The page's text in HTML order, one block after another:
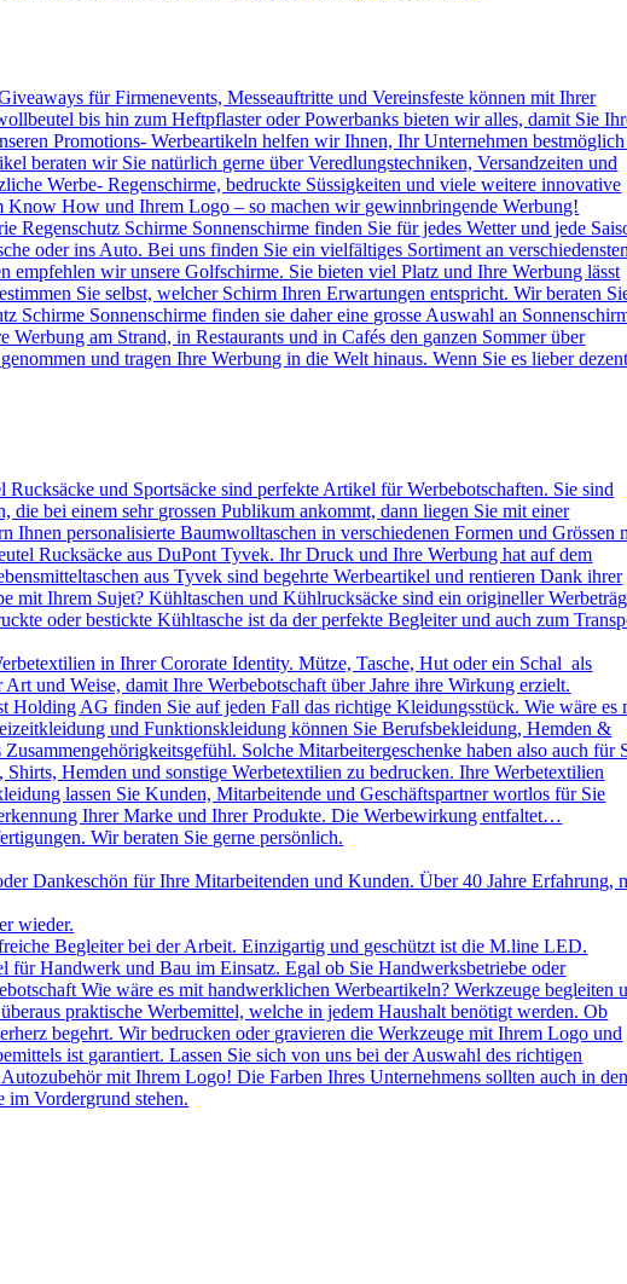
für Firmenevents, Messeauftritte und Vereinsfeste können mit Ihrer
bis hin zum Heftpflaster oder Powerbanks bieten wir alles, damit Sie
Promotions- Werbeartikeln helfen wir Ihnen, Ihr Unternehmen
beraten wir Sie natürlich gerne über Veredlungstechniken, Versandzeiten und
Werbe- Regenschirme, bedruckte Süssigkeiten und viele weitere innovative
Know How und Ihrem Logo – so machen wir gewinnbringende Werbung!
Schirme Sonnenschirme finden Sie für jedes Wetter und jede
oder ins Auto. Bei uns finden Sie ein vielfältiges Sortiment an
wir unsere Golfschirme. Sie bieten viel Platz und Ihre Werbung lässt
Sie selbst, welcher Schirm Ihren Erwartungen entspricht. Wir beraten
Schirme Sonnenschirme finden sie daher eine grosse Auswahl an
am Strand, in Restaurants und in Cafés den ganzen Sommer über
und tragen Ihre Werbung in die Welt hinaus. Wenn Sie es lieber
und Sportsäcke sind perfekte Artikel für Werbebotschaften. Sie sind
bei einem sehr grossen Publikum ankommt, dann liegen Sie mit einer
personalisierte Baumwolltaschen in verschiedenen Formen und Grössen
Rucksäcke aus DuPont Tyvek. Ihr Druck und Ihre Werbung hat auf dem
aus Tyvek sind begehrte Werbeartikel und rentieren Dank ihrer
mit Ihrem Sujet? Kühltaschen und Kühlrucksäcke sind ein origineller
oder bestickte Kühltasche ist da der perfekte Begleiter und auch zum
in Ihrer Cororate Identity. Mütze, Tasche, Hut oder ein Schal als
und Weise, damit Ihre Werbebotschaft über Jahre ihre Wirkung erzielt.
Holding AG finden Sie auf jeden Fall das richtige Kleidungsstück. Wie wäre es
und Funktionskleidung können Sie Berufsbekleidung, Hemden &
Solche Mitarbeitergeschenke haben also auch für
Hemden und sonstige Werbetextilien zu bedrucken. Ihre Werbetextilien
lassen Sie Kunden, Mitarbeitende und Geschäftspartner wortlos für Sie
Ihrer Marke und Ihrer Produkte. Die Werbewirkung entfaltet…
Wir beraten Sie gerne persönlich.
Dankeschön für Ihre Mitarbeitenden und Kunden. Über 40 Jahre Erfahrung,
wieder.
Begleiter bei der Arbeit. Einzigartig und geschützt ist die M.line LED.
für Handwerk und Bau im Einsatz. Egal ob Sie Handwerksbetriebe oder
Wie wäre es mit handwerklichen Werbeartikeln? Werkzeuge begleiten
praktische Werbemittel, welche in jedem Haushalt benötigt werden. Ob
begehrt. Wir bedrucken oder gravieren die Werkzeuge mit Ihrem Logo und
ist garantiert. Lassen Sie sich von uns bei der Auswahl des richtigen
mit Ihrem Logo! Die Farben Ihres Unternehmens sollten auch in
im Vordergrund stehen.